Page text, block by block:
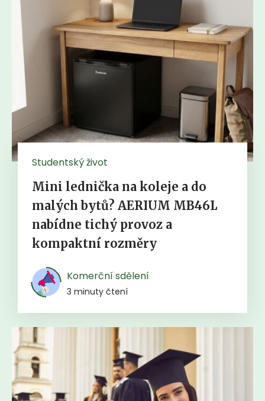
Studentský život
Mini lednička na koleje a do
malých bytů? AERIUM MB46L
nabídne tichý provoz a
kompaktní rozměry
Komerční sdělení
3 minuty čtení